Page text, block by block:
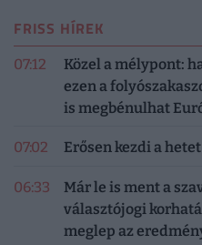
FRISS HÍREK
07:12
Közel a mélypont:
ezen a
is megbénulhat
07:02 Erősen kezdi a
06:33
Már le is ment a
választójogi
meglep az